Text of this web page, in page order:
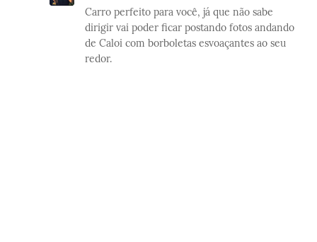
Carro perfeito para você, já que não sabe
dirigir vai poder ficar postando fotos andando
de Caloi com borboletas esvoaçantes ao seu
redor.